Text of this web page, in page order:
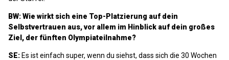
BW: Wie wirkt sich eine Top-Platzierung auf dein
Selbstvertrauen aus, vor allem im Hinblick auf dein großes
Ziel, der fünften Olympiateilnahme?
SE: Es ist einfach super, wenn du siehst, dass sich die 30 Wochen